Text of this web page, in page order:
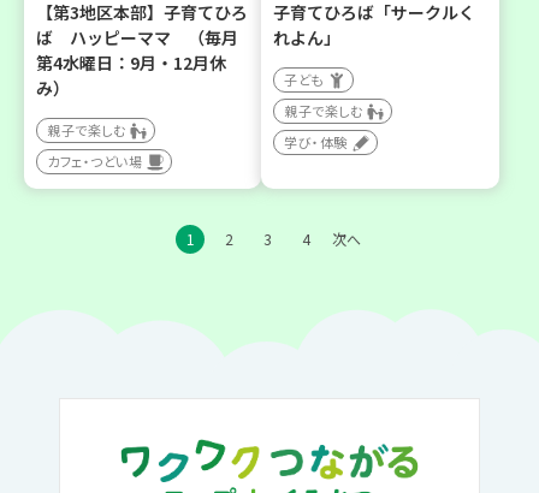
【第3地区本部】子育てひろ
ば ハッピーママ （毎月
第4水曜日：9月・12月休
み）
親子で楽しむ
カフェ・つどい場
子育てひろば「サークルく
れよん」
子ども
親子で楽しむ
学び・体験
1 2 3 4 次へ